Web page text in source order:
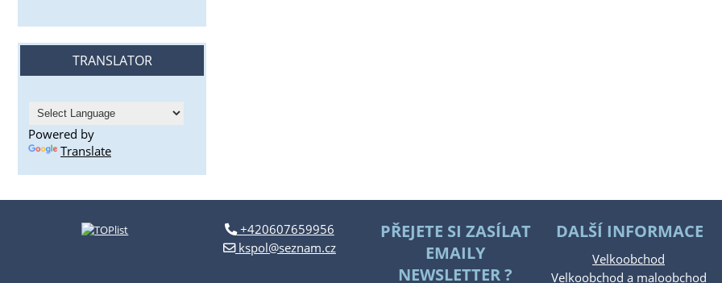
TRANSLATOR
Powered by
Translate
+420607659956
kspol@seznam.cz
PŘEJETE SI ZASÍLAT
EMAILY
NEWSLETTER ?
DALŠÍ INFORMACE
Velkoobchod
Velkoobchod a maloobchod